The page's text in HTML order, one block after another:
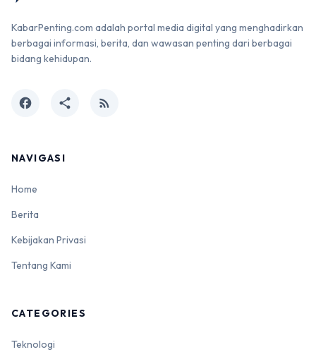
KabarPenting.com adalah portal media digital yang menghadirkan
berbagai informasi, berita, dan wawasan penting dari berbagai
bidang kehidupan.
facebook share rss_feed
NAVIGASI
Home
Berita
Kebijakan Privasi
Tentang Kami
CATEGORIES
Teknologi